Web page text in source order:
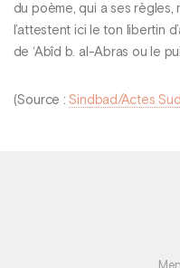
du poème, qui a ses règles,
l’attestent ici le ton libertin
de ‘Abîd b. al-Abras ou le
(Source :Sindbad/Actes Sud